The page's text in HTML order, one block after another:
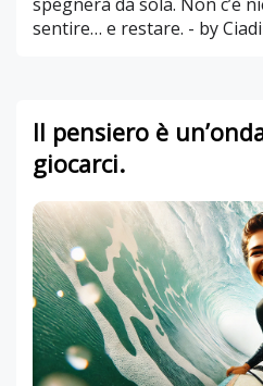
sentire… e restare. - by
Il pensiero è
giocarci.